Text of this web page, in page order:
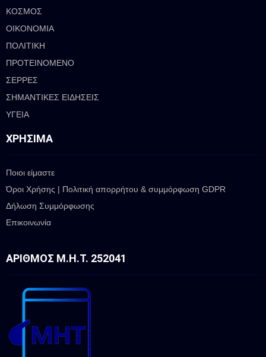
ΚΟΣΜΟΣ
ΟΙΚΟΝΟΜΙΑ
ΠΟΛΙΤΙΚΗ
ΠΡΟΤΕΙΝΟΜΕΝΟ
ΣΕΡΡΕΣ
ΣΗΜΑΝΤΙΚΕΣ ΕΙΔΗΣΕΙΣ
ΥΓΕΙΑ
ΧΡΉΣΙΜΑ
Ποιοι είμαστε
Όροι Χρήσης | Πολιτική απορρήτου & συμμόρφωση GDPR
Δήλωση Συμμόρφωσης
Επικοινωνία
ΑΡΙΘΜΌΣ Μ.Η.Τ. 252041